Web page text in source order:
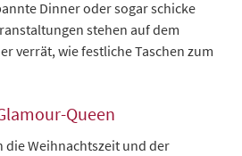
Dinner oder sogar schicke
stehen auf dem
verrät, wie festliche Taschen zum
Queen
die Weihnachtszeit und der